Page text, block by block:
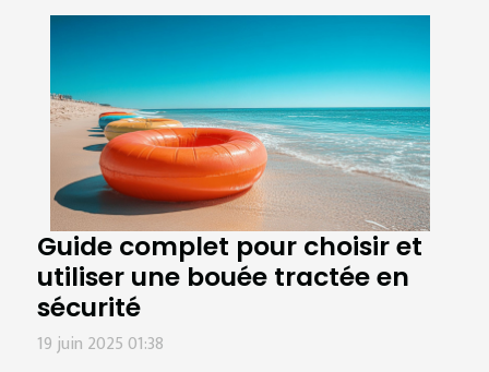
Guide complet pour choisir et
utiliser une bouée tractée en
sécurité
19 juin 2025 01:38